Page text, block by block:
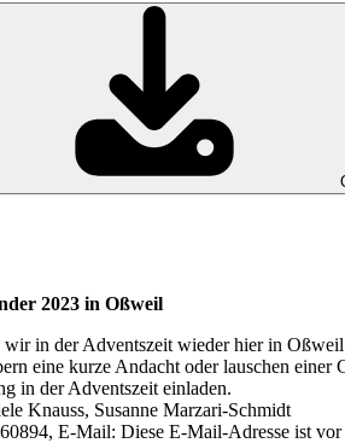
2023 in Oßweil
wir in der Adventszeit wieder hier in
eine kurze Andacht oder lauschen
in der Adventszeit einladen.
Knauss, Susanne Marzari-Schmidt
E-Mail: Diese E-Mail-Adresse ist vor